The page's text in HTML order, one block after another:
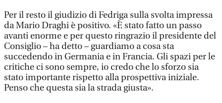
Per il resto il giudizio di Fedriga sulla svolta impressa
da Mario Draghi è positivo. «È stato fatto un passo
avanti enorme e per questo ringrazio il presidente del
Consiglio – ha detto – guardiamo a cosa sta
succedendo in Germania e in Francia. Gli spazi per le
critiche ci sono sempre, io credo che lo sforzo sia
stato importante rispetto alla prospettiva iniziale.
Penso che questa sia la strada giusta».